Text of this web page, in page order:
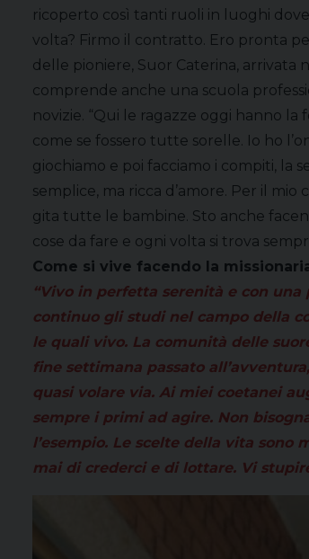
ricoperto così tanti ruoli in luoghi
volta? Firmo il contratto. Ero pronta
delle pioniere, Suor Caterina, arrivata
comprende anche una scuola
novizie. “Qui le ragazze oggi hanno
come se fossero tutte sorelle. Io ho
giochiamo e poi facciamo i compiti, la
semplice, ma ricca d’amore. Per il
gita tutte le bambine. Sto anche
cose da fare e ogni volta si trova
Come si vive facendo la
“Vivo in perfetta serenità e con una
continuo gli studi nel campo della
le quali vivo. La comunità delle
fine settimana passato
quasi volare via. Ai miei coetanei
sempre i primi ad agire. Non
l’esempio. Le scelte della vita
mai di crederci e di lottare. Vi